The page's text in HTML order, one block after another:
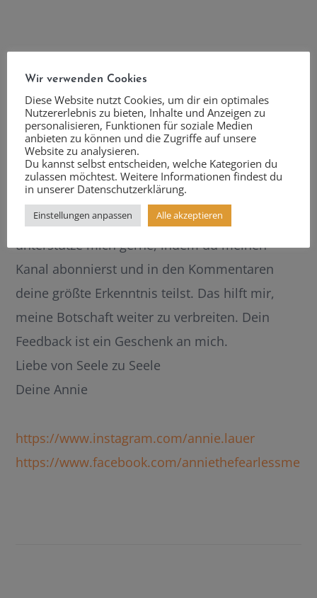
Ich danke dir für deine Zeit, für deinen Willen,
etwas zu verändern und dein Sein.
Deine Liebe verändert die Welt. Erst deine
ganze eigene Welt und dann strahlst du über
dich hinaus und wir heben gemeinsam die
Frequenz in dieser Gesellschaft an.
Wenn diese Episode wertvoll für dich,
unterstütze mich gerne, indem du meinen
Kanal abonnierst und in den Kommentaren
deine größte Erkenntnis teilst. Das hilft mir,
meine Botschaft weiter zu verbreiten. Dein
Feedback ist ein Geschenk an mich.
Liebe von Seele zu Seele
Deine Annie
https://www.instagram.com/annie.lauer
https://www.facebook.com/anniethefearlessme
Wir verwenden Cookies
Diese Website nutzt Cookies, um dir ein optimales
Nutzererlebnis zu bieten, Inhalte und Anzeigen zu
personalisieren, Funktionen für soziale Medien
anbieten zu können und die Zugriffe auf unsere
Website zu analysieren.
Du kannst selbst entscheiden, welche Kategorien du
zulassen möchtest. Weitere Informationen findest du
in unserer Datenschutzerklärung.
Einstellungen anpassen Alle akzeptieren